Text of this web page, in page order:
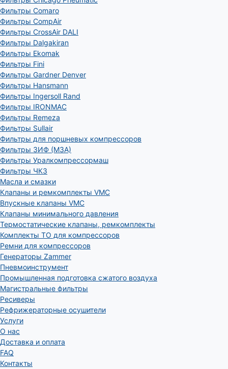
Фильтры Comaro
Фильтры CompAir
Фильтры CrossAir DALI
Фильтры Dalgakiran
Фильтры Ekomak
Фильтры Fini
Фильтры Gardner Denver
Фильтры Hansmann
Фильтры Ingersoll Rand
Фильтры IRONMAC
Фильтры Remeza
Фильтры Sullair
Фильтры для поршневых компрессоров
Фильтры ЗИФ (МЗА)
Фильтры Уралкомпрессормаш
Фильтры ЧКЗ
Масла и смазки
Клапаны и ремкомплекты VMC
Впускные клапаны VMC
Клапаны минимального давления
Термостатические клапаны, ремкомплекты
Комплекты ТО для компрессоров
Ремни для компрессоров
Генераторы Zammer
Пневмоинструмент
Промышленная подготовка сжатого воздуха
Магистральные фильтры
Ресиверы
Рефрижераторные осушители
Услуги
О нас
Доставка и оплата
FAQ
Контакты